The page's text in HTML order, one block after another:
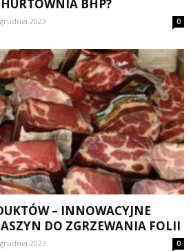
BHP?
2023 0
– INNOWACYJNE
DO ZGRZEWANIA FOLII
2023 0